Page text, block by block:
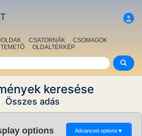
CSATORNÁK
CSOMAGOK
TEMETŐ OLDALTÉRKÉP
keresése
Összes adás
options Advanced options ▼